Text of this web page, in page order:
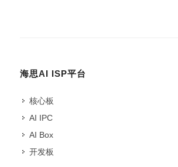
海思AI ISP平台
核心板
AI IPC
AI Box
开发板